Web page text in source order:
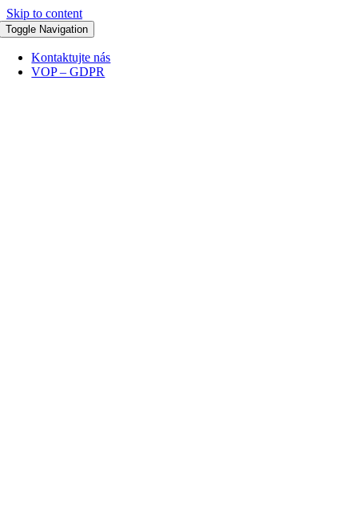
Skip to content
Toggle Navigation
Kontaktujte nás
VOP – GDPR